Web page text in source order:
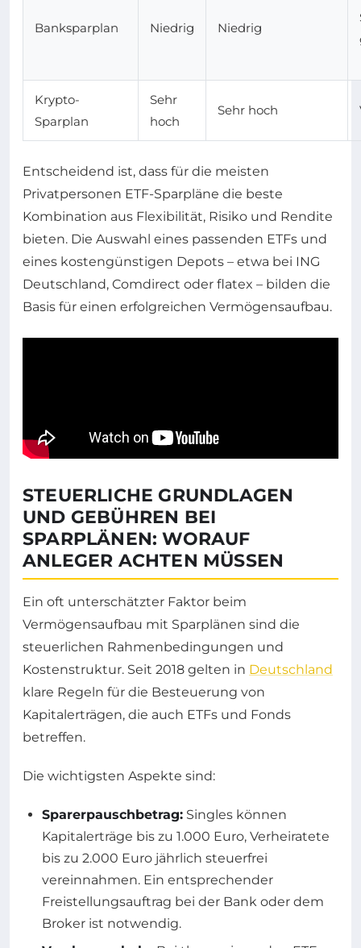
Banksparplan Niedrig Niedrig
Krypto-
Sparplan
Sehr
hoch
Sehr hoch
Entscheidend ist, dass für die meisten
Privatpersonen ETF-Sparpläne die beste
Kombination aus Flexibilität, Risiko und Rendite
bieten. Die Auswahl eines passenden ETFs und
eines kostengünstigen Depots – etwa bei ING
Deutschland, Comdirect oder flatex – bilden die
Basis für einen erfolgreichen Vermögensaufbau.
STEUERLICHE GRUNDLAGEN
UND GEBÜHREN BEI
SPARPLÄNEN: WORAUF
ANLEGER ACHTEN MÜSSEN
Ein oft unterschätzter Faktor beim
Vermögensaufbau mit Sparplänen sind die
steuerlichen Rahmenbedingungen und
Kostenstruktur. Seit 2018 gelten in Deutschland
klare Regeln für die Besteuerung von
Kapitalerträgen, die auch ETFs und Fonds
betreffen.
Die wichtigsten Aspekte sind:
Sparerpauschbetrag: Singles können
Kapitalerträge bis zu 1.000 Euro, Verheiratete
bis zu 2.000 Euro jährlich steuerfrei
vereinnahmen. Ein entsprechender
Freistellungsauftrag bei der Bank oder dem
Broker ist notwendig.